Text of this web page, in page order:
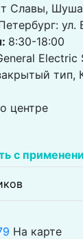
Славы,
ул.
8:30-18:00
Electric
тип,
центре
с
На карте